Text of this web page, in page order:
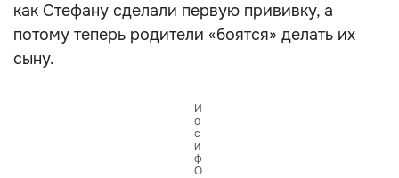
как Стефану сделали первую прививку, а
потому теперь родители «боятся» делать их
сыну.
И
о
с
и
ф
О